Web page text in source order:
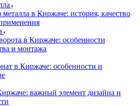
металла в Киржаче: история, качество
в Киржаче: особенности
и монтажа
в Киржаче: особенности и
важный элемент дизайна и